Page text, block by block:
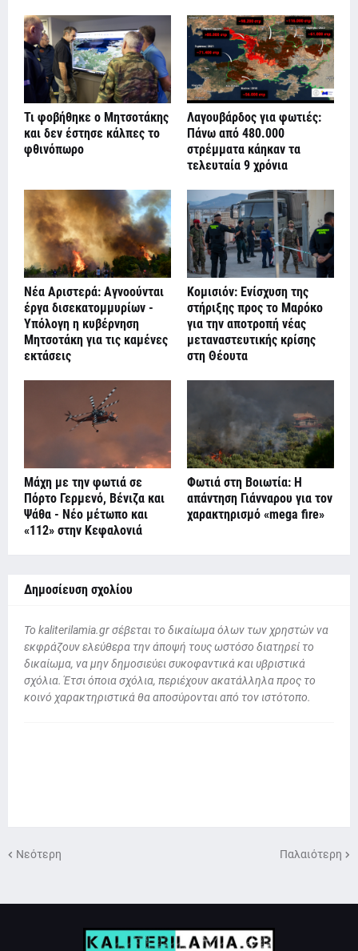
Τι φοβήθηκε ο Μητσοτάκης
και δεν έστησε κάλπες το
φθινόπωρο
Λαγουβάρδος για φωτιές:
Πάνω από 480.000
στρέμματα κάηκαν τα
τελευταία 9 χρόνια
Νέα Αριστερά: Αγνοούνται
έργα δισεκατομμυρίων -
Υπόλογη η κυβέρνηση
Μητσοτάκη για τις καμένες
εκτάσεις
Κομισιόν: Ενίσχυση της
στήριξης προς το Μαρόκο
για την αποτροπή νέας
μεταναστευτικής κρίσης
στη Θέουτα
Μάχη με την φωτιά σε
Πόρτο Γερμενό, Βένιζα και
Ψάθα - Νέο μέτωπο και
«112» στην Κεφαλονιά
Φωτιά στη Βοιωτία: Η
απάντηση Γιάνναρου για τον
χαρακτηρισμό «mega fire»
Δημοσίευση σχολίου
To kaliterilamia.gr σέβεται το δικαίωμα όλων των χρηστών να
εκφράζουν ελεύθερα την άποψή τους ωστόσο διατηρεί το
δικαίωμα, να μην δημοσιεύει συκοφαντικά και υβριστικά
σχόλια. Έτσι όποια σχόλια, περιέχουν ακατάλληλα προς το
κοινό χαρακτηριστικά θα αποσύρονται από τον ιστότοπο.
Νεότερη Παλαιότερη